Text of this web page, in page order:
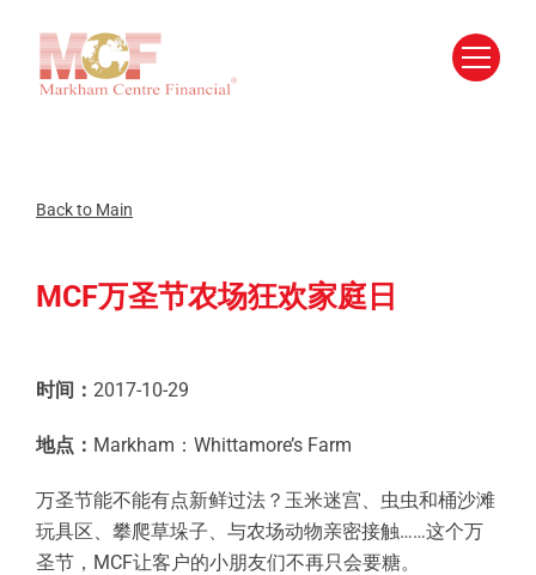
content
Back to Main
MCF万圣节农场狂欢家庭日
时间： 2017-10-29
地点： Markham：Whittamore’s Farm
万圣节能不能有点新鲜过法？玉米迷宫、虫虫和桶沙滩
玩具区、攀爬草垛子、与农场动物亲密接触……这个万
圣节，MCF让客户的小朋友们不再只会要糖。